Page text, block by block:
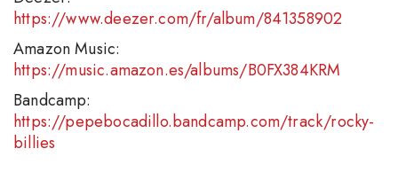
https://www.deezer.com/fr/album/841358902
Amazon Music:
https://music.amazon.es/albums/B0FX384KRM
Bandcamp:
https://pepebocadillo.bandcamp.com/track/rocky-
billies